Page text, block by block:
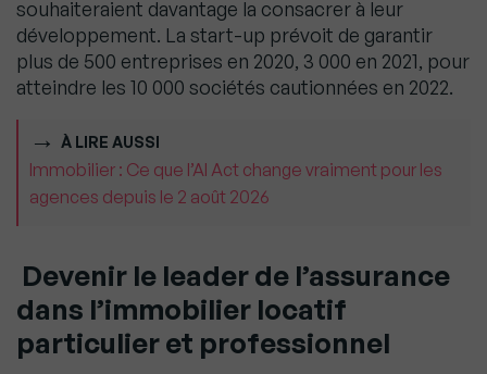
souhaiteraient davantage la consacrer à leur
développement. La start-up prévoit de garantir
plus de 500 entreprises en 2020, 3 000 en 2021, pour
atteindre les 10 000 sociétés cautionnées en 2022.
À LIRE AUSSI
Immobilier : Ce que l’AI Act change vraiment pour les
agences depuis le 2 août 2026
Devenir le leader de l’assurance
dans l’immobilier locatif
particulier et professionnel